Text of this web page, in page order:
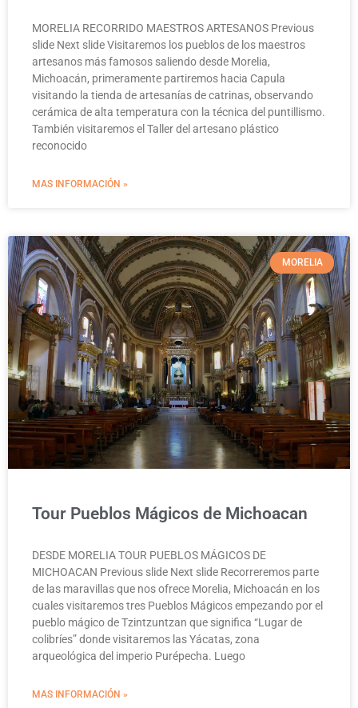
MORELIA RECORRIDO MAESTROS ARTESANOS Previous
slide Next slide Visitaremos los pueblos de los maestros
artesanos más famosos saliendo desde Morelia,
Michoacán, primeramente partiremos hacia Capula
visitando la tienda de artesanías de catrinas, observando
cerámica de alta temperatura con la técnica del puntillismo.
También visitaremos el Taller del artesano plástico
reconocido
MAS INFORMACIÓN »
MORELIA
Tour Pueblos Mágicos de Michoacan
DESDE MORELIA TOUR PUEBLOS MÁGICOS DE
MICHOACAN Previous slide Next slide Recorreremos parte
de las maravillas que nos ofrece Morelia, Michoacán en los
cuales visitaremos tres Pueblos Mágicos empezando por el
pueblo mágico de Tzintzuntzan que significa “Lugar de
colibríes” donde visitaremos las Yácatas, zona
arqueológica del imperio Purépecha. Luego
MAS INFORMACIÓN »